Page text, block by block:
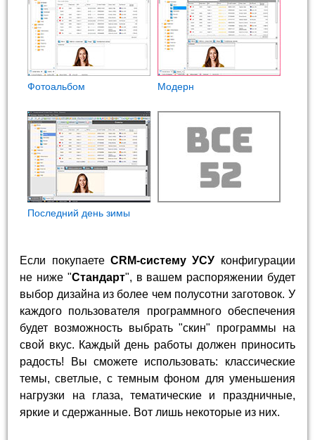
Фотоальбом Модерн
Последний день зимы
Если покупаете CRM-систему УСУ конфигурации
не ниже "Стандарт", в вашем распоряжении будет
выбор дизайна из более чем полусотни заготовок. У
каждого пользователя программного обеспечения
будет возможность выбрать "скин" программы на
свой вкус. Каждый день работы должен приносить
радость! Вы сможете использовать: классические
темы, светлые, с темным фоном для уменьшения
нагрузки на глаза, тематические и праздничные,
яркие и сдержанные. Вот лишь некоторые из них.